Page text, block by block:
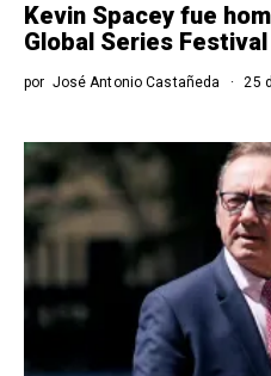
Kevin Spacey fue
Global Series Festival
por José Antonio Castañeda 25